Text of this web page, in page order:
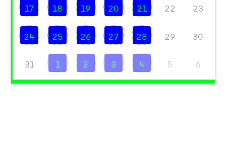
17 18 19 20 21 22 23
24 25 26 27 28 29 30
31 1 2 3 4 5 6